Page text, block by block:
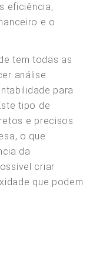
eficiência,
e o
tem todas as
análise
para
tipo de
e precisos
o que
da
criar
que podem